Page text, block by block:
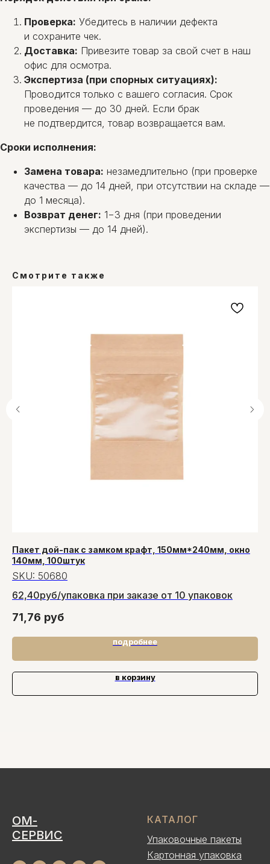
Проверка: Убедитесь в наличии дефекта
и сохраните чек.
Доставка: Привезите товар за свой счет в наш
офис для осмотра.
Экспертиза (при спорных ситуациях):
Проводится только с вашего согласия. Срок
проведения — до 30 дней. Если брак
не подтвердится, товар возвращается вам.
Сроки исполнения:
Замена товара: незамедлительно (при проверке
качества — до 14 дней, при отсутствии на складе —
до 1 месяца).
Возврат денег: 1−3 дня (при проведении
экспертизы — до 14 дней).
Смотрите также
Пакет дой-пак с замком крафт, 150мм*240мм, окно
140мм, 100штук
SKU: 50680
62,40руб/упаковка при заказе от 10 упаковок
71,76 руб
подробнее
в корзину
ОМ-
СЕРВИС
КАТАЛОГ
Упаковочные пакеты
Картонная упаковка